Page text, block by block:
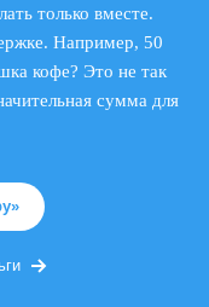
только вместе.
Например, 50
кофе? Это не так
сумма для